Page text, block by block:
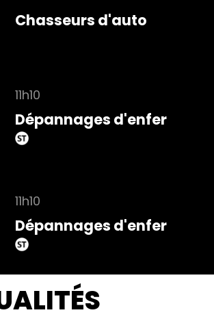
Chasseurs d'auto
11h10
Dépannages d'enfer
11h10
Dépannages d'enfer